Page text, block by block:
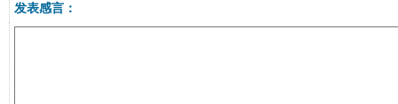
发表感言：